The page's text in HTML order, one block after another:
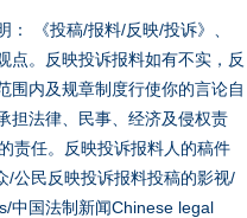
《投稿/报料/反映/投诉》、
点。反映投诉报料如有不实，反
围内及规章制度行使你的言论自
担法律、民事、经济及侵权责
责任。反映投诉报料人的稿件
/公民反映投诉报料投稿的影视/
中国法制新闻Chinese legal